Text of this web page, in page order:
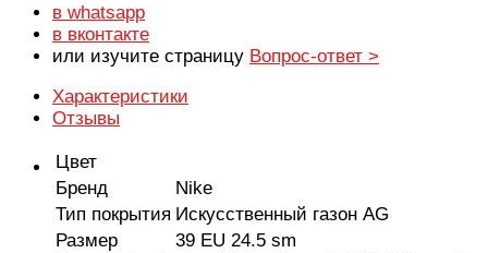
в whatsapp
в вконтакте
или изучите страницу Вопрос-ответ >
Характеристики
Отзывы
Цвет
Бренд
Nike
Тип покрытия Искусственный газон AG
Размер
39 EU 24.5 sm